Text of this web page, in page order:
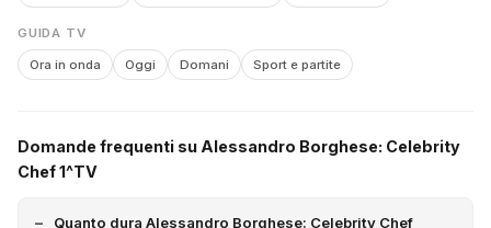
GUIDA TV
Ora in onda Oggi Domani Sport e partite
Domande frequenti su Alessandro Borghese: Celebrity
Chef 1^TV
Quanto dura Alessandro Borghese: Celebrity Chef